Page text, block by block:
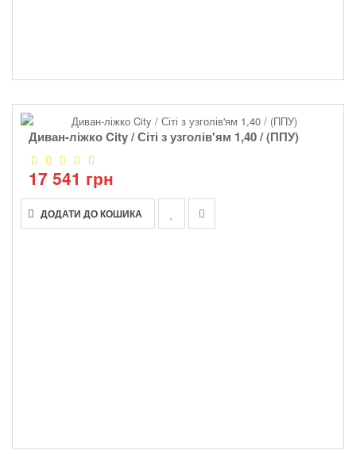
Диван-ліжко City / Сіті з узголів'ям 1,40 / (ППУ)
17 541 грн
ДОДАТИ ДО КОШИКА